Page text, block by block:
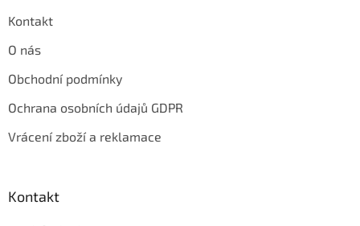
Kontakt
O nás
Obchodní podmínky
Ochrana osobních údajů GDPR
Vrácení zboží a reklamace
Kontakt